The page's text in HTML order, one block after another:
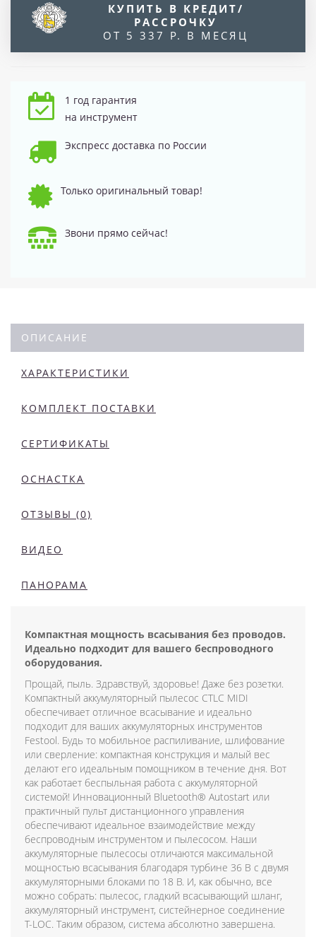
КУПИТЬ В КРЕДИТ/
РАССРОЧКУ
ОТ 5 337 Р. В МЕСЯЦ
1 год гарантия
на инструмент
Экспресс доставка по России
Только оригинальный товар!
Звони прямо сейчас!
ОПИСАНИЕ
ХАРАКТЕРИСТИКИ
КОМПЛЕКТ ПОСТАВКИ
СЕРТИФИКАТЫ
ОСНАСТКА
ОТЗЫВЫ (0)
ВИДЕО
ПАНОРАМА
Компактная мощность всасывания без проводов.
Идеально подходит для вашего беспроводного
оборудования.
Прощай, пыль. Здравствуй, здоровье! Даже без розетки.
Компактный аккумуляторный пылесос CTLC MIDI
обеспечивает отличное всасывание и идеально
подходит для ваших аккумуляторных инструментов
Festool. Будь то мобильное распиливание, шлифование
или сверление: компактная конструкция и малый вес
делают его идеальным помощником в течение дня. Вот
как работает беспыльная работа с аккумуляторной
системой! Инновационный Bluetooth® Autostart или
практичный пульт дистанционного управления
обеспечивают идеальное взаимодействие между
беспроводным инструментом и пылесосом. Наши
аккумуляторные пылесосы отличаются максимальной
мощностью всасывания благодаря турбине 36 В с двумя
аккумуляторными блоками по 18 В. И, как обычно, все
можно собрать: пылесос, гладкий всасывающий шланг,
аккумуляторный инструмент, систейнерное соединение
T-LOC. Таким образом, система абсолютно завершена.